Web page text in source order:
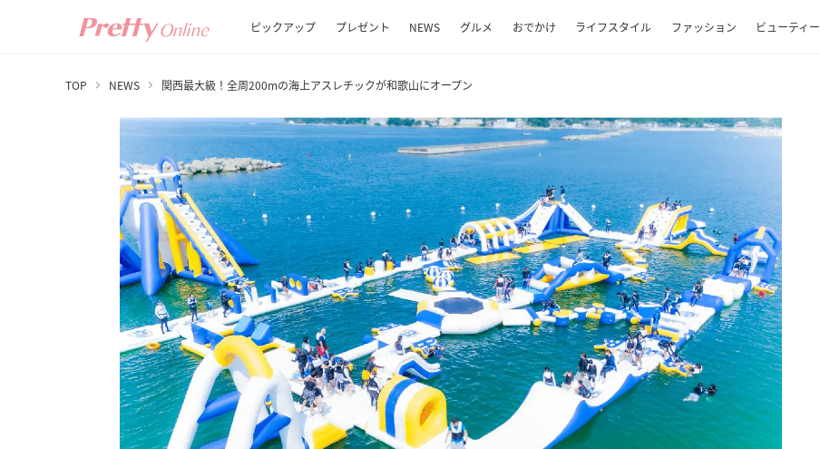
ピックアップ プレゼント NEWS グルメ おでかけ ライフスタイル ファッション ビューティー
TOP NEWS 関西最大級！全周200mの海上アスレチックが和歌山にオープン